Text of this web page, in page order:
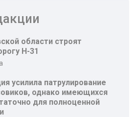
области строят
Н-31
усилила патрулирование
однако имеющихся
для полноценной